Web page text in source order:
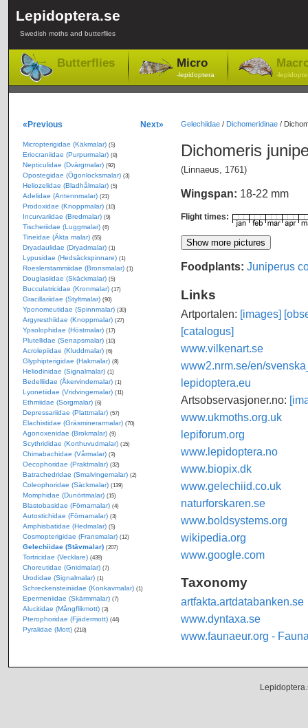
Lepidoptera.se
Swedish moths and butterflies
Butterflies Micro
-lepidoptera -
Gelechiidae/ Dichomeridinae/
Dichomeris
(Linnaeus, 1761)
Wingspan: 18-22 mm
Flight times:
Foodplants: Juniperus
Links
Artportalen: [images]
[catalogus]
www.vilkenart.se
www2.nrm.se/en/
lepidoptera.eu
Artsobservasjoner.no:
www.ukmoths.org.uk
lepiforum.org
www.lepidoptera.no
www.biopix.dk
www.gelechiid.co.uk
naturforskaren.se
www.boldsystems.org
wikipedia.org
www.google.com
Taxonomy
artfakta.artdatabanken.se
www.dyntaxa.se
www.faunaeur.org -
«Previous Next»
Micropterigidae (Käkmalar) (5)
Eriocraniidae (Purpurmalar) (8)
Nepticulidae (Dvärgmalar) (92)
Opostegidae (Ögonlocksmalar) (3)
Heliozelidae (Bladhålmalar) (5)
Adelidae (Antennmalar) (21)
Prodoxidae (Knoppmalar) (10)
Incurvariidae (Bredmalar) (9)
Tischeriidae (Luggmalar) (6)
Tineidae (Äkta malar) (55)
Dryadaulidae (Dryadmalar) (1)
Lypusidae (Hedsäckspinnare) (1)
Roeslerstammiidae (Bronsmalar) (1)
Douglasiidae (Skäckmalar) (5)
Bucculatricidae (Kronmalar) (17)
Gracillariidae (Styltmalar) (90)
Yponomeutidae (Spinnmalar) (30)
Argyresthiidae (Knoppmalar) (27)
Ypsolophidae (Höstmalar) (17)
Plutellidae (Senapsmalar) (10)
Acrolepiidae (Kluddmalar) (6)
Glyphipterigidae (Hakmalar) (8)
Heliodinidae (Signalmalar) (1)
Bedelliidae (Åkervindemalar) (1)
Lyonetiidae (Vridvingemalar) (11)
Ethmiidae (Sorgmalar) (6)
Depressariidae (Plattmalar) (57)
Elachistidae (Gräsminerarmalar) (70)
Agonoxenidae (Brokmalar) (9)
Scythrididae (Korthuvudmalar) (15)
Chimabachidae (Vårmalar) (3)
Oecophoridae (Praktmalar) (32)
Batrachedridae (Smalvingemalar) (2)
Coleophoridae (Säckmalar) (139)
Momphidae (Dunörtmalar) (15)
Blastobasidae (Förnamalar) (4)
Autostichidae (Förnamalar) (3)
Amphisbatidae (Hedmalar) (5)
Cosmopterigidae (Fransmalar) (12)
Gelechiidae (Stävmalar) (207)
Tortricidae (Vecklare) (439)
Choreutidae (Gnidmalar) (7)
Urodidae (Signalmalar) (1)
Schreckensteiniidae (Konkavmalar) (1)
Epermeniidae (Skärmmalar) (7)
Alucitidae (Mångflikmott) (3)
Pterophoridae (Fjädermott) (44)
Pyralidae (Mott) (218)